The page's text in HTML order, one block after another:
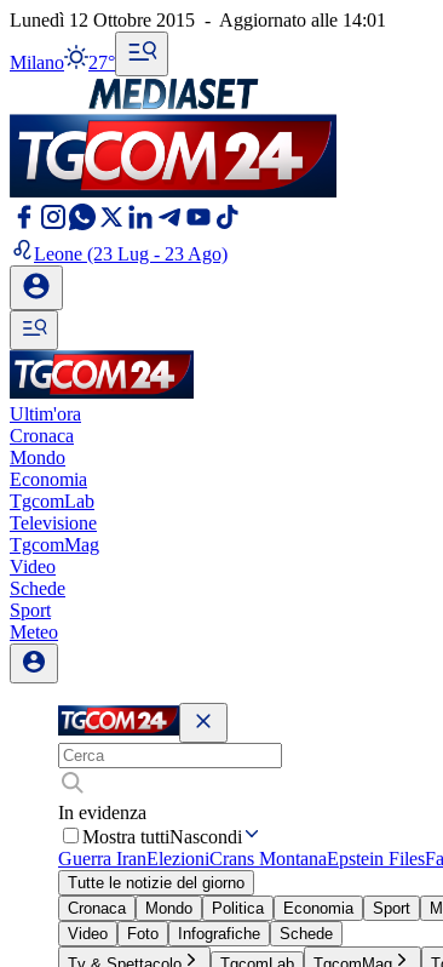
Lunedì 12 Ottobre 2015 - Aggiornato alle 14:01
Milano 27°
Leone (23 Lug - 23 Ago)
Ultim'ora
Cronaca
Mondo
Economia
TgcomLab
Televisione
TgcomMag
Video
Schede
Sport
Meteo
In evidenza
Mostra tuttiNascondi
Guerra IranElezioniCrans MontanaEpstein Files
Tutte le notizie del giorno
Cronaca
Mondo Politica Economia Sport
Video
Foto Infografiche
Schede